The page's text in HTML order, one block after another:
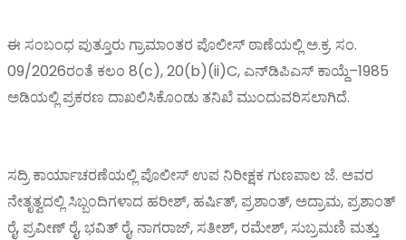
ಈ ಸಂಬಂಧ ಪುತ್ತೂರು ಗ್ರಾಮಾಂತರ ಪೊಲೀಸ್ ಠಾಣೆಯಲ್ಲಿ ಅ.ಕ್ರ. ಸಂ.
09/2026ರಂತೆ ಕಲಂ 8(c), 20(b)(ii)C, ಎನ್‌ಡಿಪಿಎಸ್ ಕಾಯ್ದೆ–1985
ಅಡಿಯಲ್ಲಿ ಪ್ರಕರಣ ದಾಖಲಿಸಿಕೊಂಡು ತನಿಖೆ ಮುಂದುವರಿಸಲಾಗಿದೆ.
ಸದ್ರಿ ಕಾರ್ಯಾಚರಣೆಯಲ್ಲಿ ಪೊಲೀಸ್ ಉಪ ನಿರೀಕ್ಷಕ ಗುಣಪಾಲ ಜೆ. ಅವರ
ನೇತೃತ್ವದಲ್ಲಿ ಸಿಬ್ಬಂದಿಗಳಾದ ಹರೀಶ್, ಹರ್ಷಿತ್, ಪ್ರಶಾಂತ್, ಅದ್ರಾಮ, ಪ್ರಶಾಂತ್
ರೈ, ಪ್ರವೀಣ್ ರೈ, ಭವಿತ್ ರೈ, ನಾಗರಾಜ್, ಸತೀಶ್, ರಮೇಶ್, ಸುಬ್ರಮಣಿ ಮತ್ತು